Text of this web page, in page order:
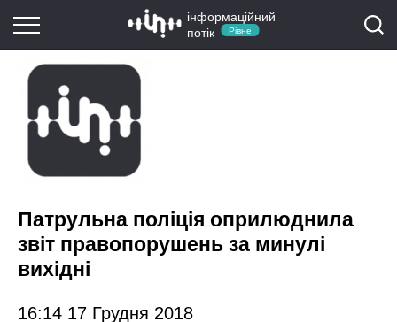
інформаційний
потік
Рівне
Патрульна поліція оприлюднила
звіт правопорушень за минулі
вихідні
16:14 17 Грудня 2018